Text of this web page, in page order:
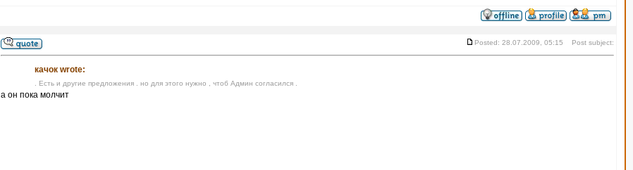
Posted: 28.07.2009, 05:15 Post subject:
качок wrote:
. Есть и другие предложения . но для этого нужно , чтоб Админ согласился .
а он пока молчит